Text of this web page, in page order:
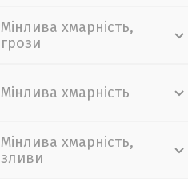
Мінлива хмарність,
грози
Мінлива хмарність
Мінлива хмарність,
зливи